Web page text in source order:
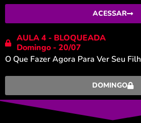
ACESSAR
AULA 4 - BLOQUEADA
Domingo - 20/07
O Que Fazer Agora Para Ver Seu
DOMINGO